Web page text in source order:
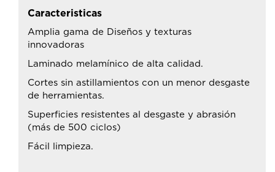
Caracteristicas
Amplia gama de Diseños y texturas
innovadoras
Laminado melamínico de alta calidad.
Cortes sin astillamientos con un menor desgaste
de herramientas.
Superficies resistentes al desgaste y abrasión
(más de 500 ciclos)
Fácil limpieza.